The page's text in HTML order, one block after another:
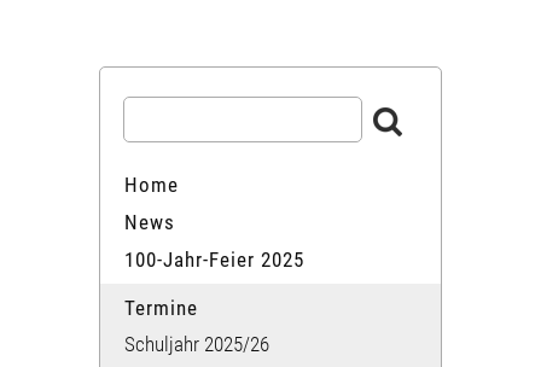
Home
News
100-Jahr-Feier 2025
Termine
Schuljahr 2025/26